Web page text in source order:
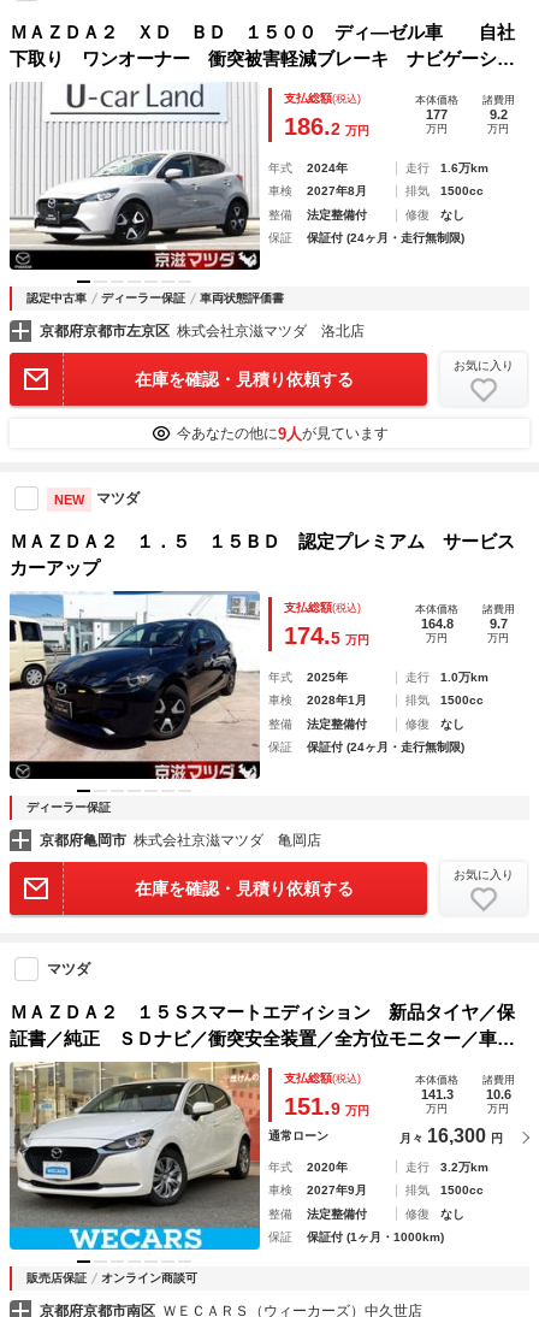
ＭＡＺＤＡ２ ＸＤ ＢＤ １５００ ディ―ゼル車 自社
下取り ワンオーナー 衝突被害軽減ブレーキ ナビゲーショ
ン フルセグＴＶ カープレイ アンドロイドオート ３６０
度カメラ ＬＥＤへッドライト
支払総額(税込)
186.2 万円
本体価格
177
万円
諸費用
9.2
万円
年式 2024年 走行
1.6万km
車検
2027年8月 排気
1500cc
整備
法定整備付 修復
なし
保証
保証付 (24ヶ月・走行無制限)
認定中古車 ディーラー保証 車両状態評価書
京都府京都市左京区 株式会社京滋マツダ 洛北店
在庫を確認・見積り依頼する
お気に入り
今あなたの他に9人が見ています
NEW マツダ
ＭＡＺＤＡ２ １．５ １５ＢＤ 認定プレミアム サービス
カーアップ
支払総額(税込)
174.5 万円
本体価格
164.8
万円
諸費用
9.7
万円
年式 2025年 走行
1.0万km
車検
2028年1月 排気
1500cc
整備
法定整備付 修復
なし
保証
保証付 (24ヶ月・走行無制限)
ディーラー保証
京都府亀岡市 株式会社京滋マツダ 亀岡店
在庫を確認・見積り依頼する
お気に入り
マツダ
ＭＡＺＤＡ２ １５Ｓスマートエディション 新品タイヤ／保
証書／純正 ＳＤナビ／衝突安全装置／全方位モニター／車線
逸脱防止支援システム／ドライブレコーダー 純正／ヘッドラ
ンプ ＬＥＤ／ＵＳＢジャック／Ｂｌｕｅｔｏｏｔｈ接続／Ｅ
ＢＤ付ＡＢＳ
支払総額(税込)
151.9 万円
本体価格
141.3
万円
諸費用
10.6
万円
通常ローン 月々 16,300 円
年式 2020年 走行
3.2万km
車検
2027年9月 排気
1500cc
整備
法定整備付 修復
なし
保証
保証付 (1ヶ月・1000km)
販売店保証 オンライン商談可
京都府京都市南区 ＷＥＣＡＲＳ（ウィーカーズ）中久世店